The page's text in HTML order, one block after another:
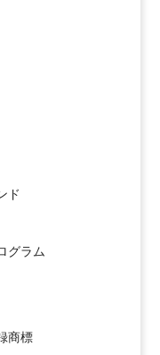
ド
グラム
商標